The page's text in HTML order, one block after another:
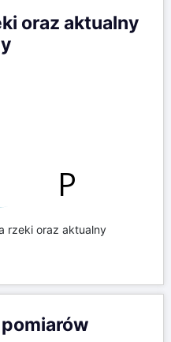
oraz aktualny
rzeki oraz aktualny